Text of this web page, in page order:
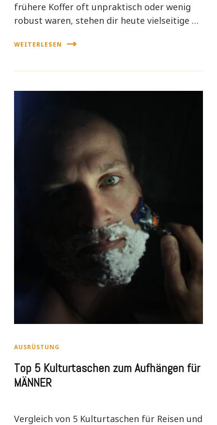
frühere Koffer oft unpraktisch oder wenig
robust waren, stehen dir heute vielseitige …
WEITERLESEN
AUSRÜSTUNG
Top 5 Kulturtaschen zum Aufhängen für
MÄNNER
Vergleich von 5 Kulturtaschen für Reisen und